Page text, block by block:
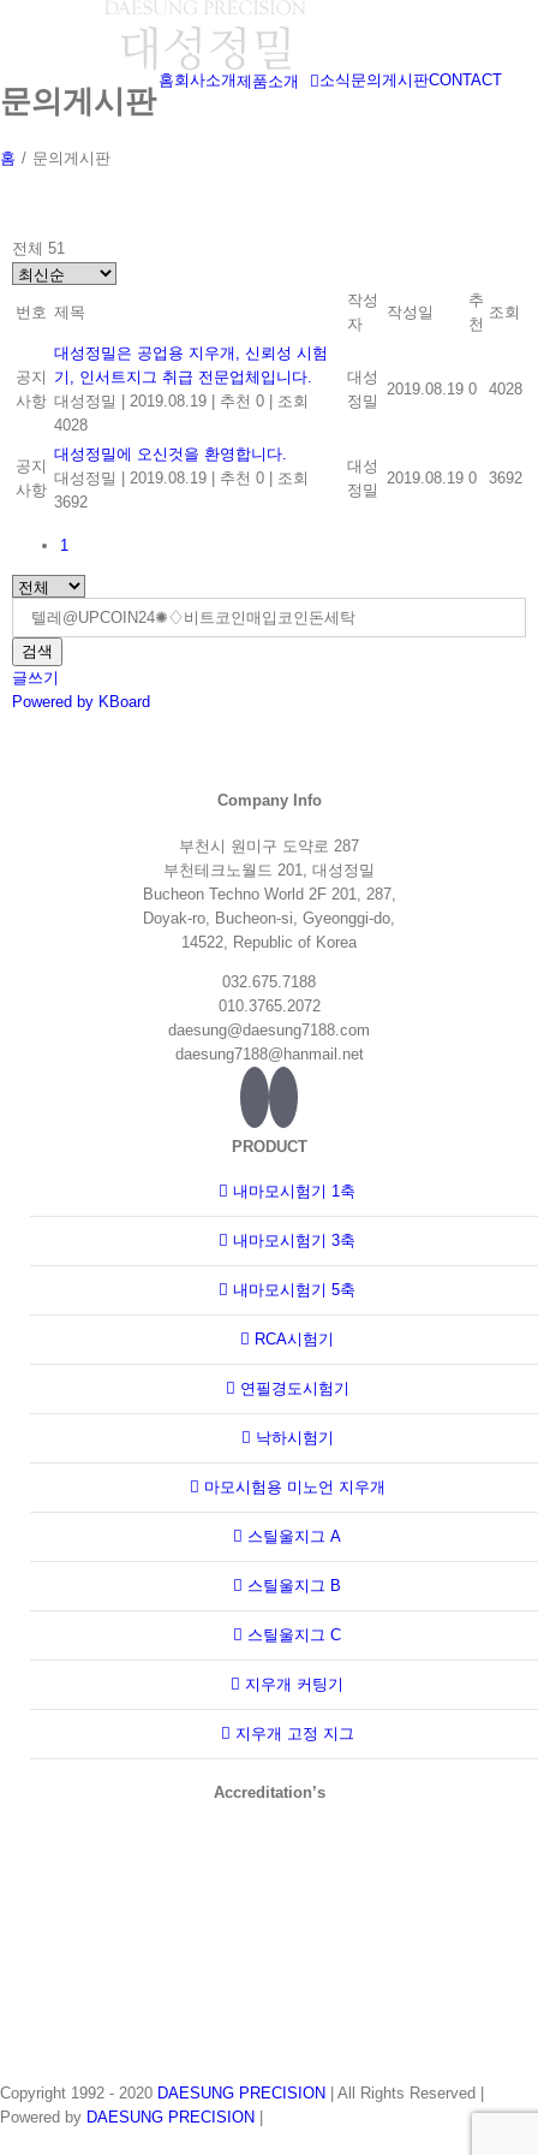
홈회사소개제품소개 소식 문의게시판CONTACT
문의게시판
홈 / 문의게시판
전체 51
번호 제목
작성
자
작성일
추
천
조회
공지
사항
대성정밀은 공업용 지우개, 신뢰성 시험
기, 인서트지그 취급 전문업체입니다.
대성정밀
2019.08.19 추천 0
조회
4028
대성
정밀
2019.08.19 0 4028
공지
사항
대성정밀에 오신것을 환영합니다.
대성정밀
2019.08.19 추천 0
조회
3692
대성
정밀
2019.08.19 0 3692
1
검색
글쓰기
Powered by KBoard
Company Info
부천시 원미구 도약로 287
부천테크노월드 201, 대성정밀
Bucheon Techno World 2F 201, 287,
Doyak-ro, Bucheon-si, Gyeonggi-do,
14522, Republic of Korea
032.675.7188
010.3765.2072
daesung@daesung7188.com
daesung7188@hanmail.net
PRODUCT
내마모시험기 1축
내마모시험기 3축
내마모시험기 5축
RCA시험기
연필경도시험기
낙하시험기
마모시험용 미노언 지우개
스틸울지그 A
스틸울지그 B
스틸울지그 C
지우개 커팅기
지우개 고정 지그
Accreditation’s
Copyright 1992 - 2020 DAESUNG PRECISION | All Rights Reserved |
Powered by DAESUNG PRECISION